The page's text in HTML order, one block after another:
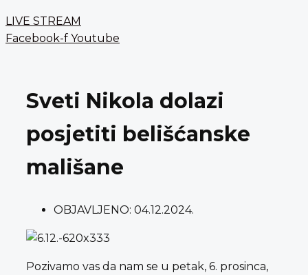
LIVE STREAM
Facebook-f Youtube
Sveti Nikola dolazi
posjetiti belišćanske
mališane
OBJAVLJENO: 04.12.2024.
Pozivamo vas da nam se u petak, 6. prosinca,